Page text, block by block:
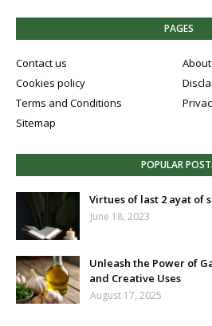
PAGES
Contact us
Cookies policy
Terms and Conditions
Sitemap
POPULAR
Virtues of last 2 ayat of
June 18, 2023
Unleash the Power of
and Creative Uses
August 17, 2025